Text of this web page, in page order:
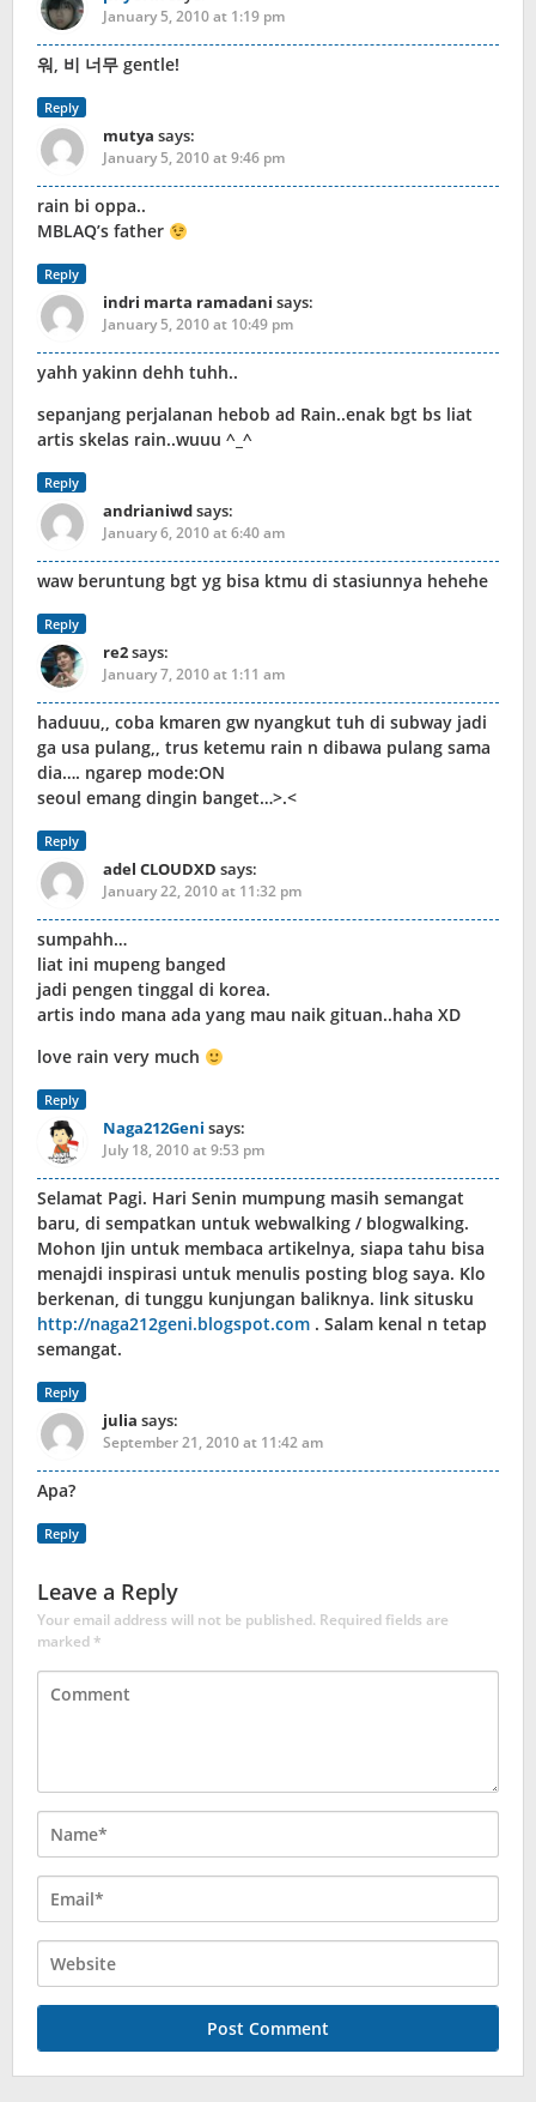
January 5, 2010 at 1:19 pm
워, 비 너무 gentle!
Reply
mutya says:
January 5, 2010 at 9:46 pm
rain bi oppa..
MBLAQ’s father
Reply
indri marta ramadani says:
January 5, 2010 at 10:49 pm
yahh yakinn dehh tuhh..
sepanjang perjalanan hebob ad Rain..enak bgt bs liat
artis skelas rain..wuuu ^_^
Reply
andrianiwdsays:
January 6, 2010 at 6:40 am
waw beruntung bgt yg bisa ktmu di stasiunnya hehehe
Reply
re2says:
January 7, 2010 at 1:11 am
haduuu,, coba kmaren gw nyangkut tuh di subway jadi
ga usa pulang,, trus ketemu rain n dibawa pulang sama
dia…. ngarep mode:ON
seoul emang dingin banget…>.<
Reply
adel CLOUDXD says:
January 22, 2010 at 11:32 pm
sumpahh…
liat ini mupeng banged
jadi pengen tinggal di korea.
artis indo mana ada yang mau naik gituan..haha XD
love rain very much
Reply
Naga212Geni says:
July 18, 2010 at 9:53 pm
Selamat Pagi. Hari Senin mumpung masih semangat
baru, di sempatkan untuk webwalking / blogwalking.
Mohon Ijin untuk membaca artikelnya, siapa tahu bisa
menajdi inspirasi untuk menulis posting blog saya. Klo
berkenan, di tunggu kunjungan baliknya. link situsku
http://naga212geni.blogspot.com . Salam kenal n tetap
semangat.
Reply
julia says:
September 21, 2010 at 11:42 am
Apa?
Reply
Leave a Reply
Your email address will not be published. Required fields are
marked*